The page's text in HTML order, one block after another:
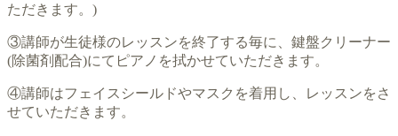
ただきます。)
③講師が生徒様のレッスンを終了する毎に、鍵盤クリーナー
(除菌剤配合)にてピアノを拭かせていただきます。
④講師はフェイスシールドやマスクを着用し、レッスンをさ
せていただきます。